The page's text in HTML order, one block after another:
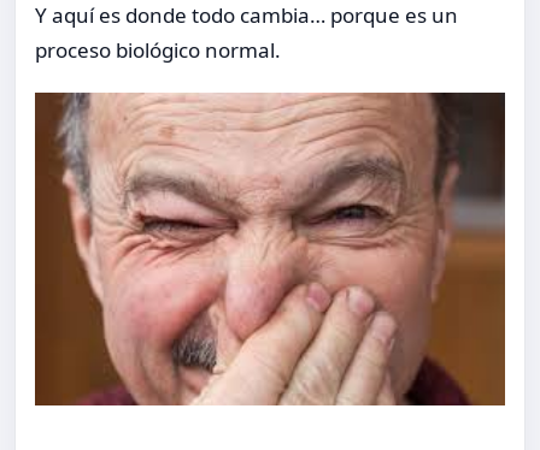
Y aquí es donde todo cambia… porque es un
proceso biológico normal.